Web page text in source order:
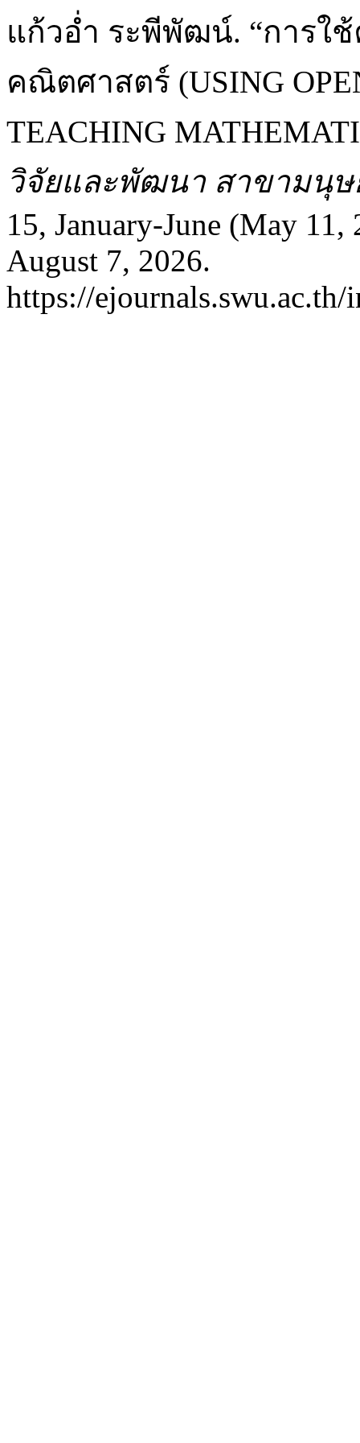
แก้วอ่ำ ระพีพัฒน์. “การใ
คณิตศาสตร์ (USING
TEACHING
วิจัยและพัฒนา สาขามนุ
15, January-June (May 11,
August 7, 2026.
https://